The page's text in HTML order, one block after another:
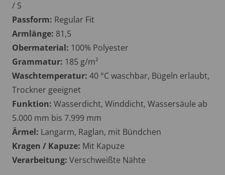
/ S
Passform: Regular Fit
Armlänge: 81,5
Obermaterial: 100% Polyester
Grammatur: 185 g/m²
Waschtemperatur: 40 °C waschbar, Bügeln erlaubt,
Trockner geeignet
Funktion: Wasserdicht, Winddicht, Wassersäule ab
5.000 mm bis 7.999 mm
Ärmel: Langarm, Raglan, mit Bündchen
Kragen / Kapuze: Mit Kapuze
Verarbeitung: Verschweißte Nähte